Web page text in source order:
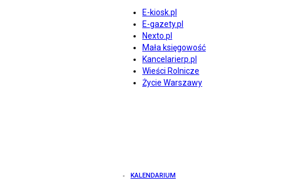
E-kiosk.pl
E-gazety.pl
Nexto.pl
Mała księgowość
Kancelarierp.pl
Wieści Rolnicze
Życie Warszawy
KALENDARIUM